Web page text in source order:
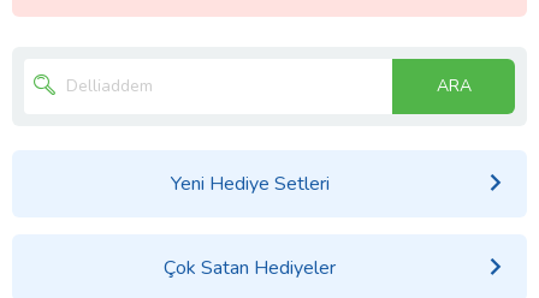
ARA
Yeni Hediye Setleri
Çok Satan Hediyeler